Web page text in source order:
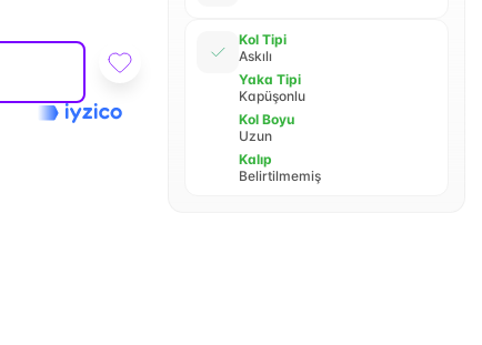
Kol Tipi
Askılı
Yaka Tipi
Kapüşonlu
Kol Boyu
Uzun
Kalıp
Belirtilmemiş